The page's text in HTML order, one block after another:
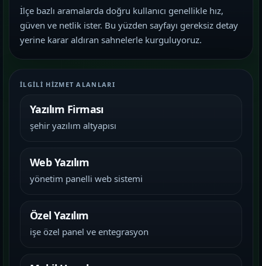
İlçe bazlı aramalarda doğru kullanıcı genellikle hız,
güven ve netlik ister. Bu yüzden sayfayı gereksiz detay
yerine karar aldıran sahnelerle kurguluyoruz.
İLGILI HIZMET ALANLARI
Yazılım Firması
şehir yazılım altyapısı
Web Yazılım
yönetim panelli web sistemi
Özel Yazılım
işe özel panel ve entegrasyon